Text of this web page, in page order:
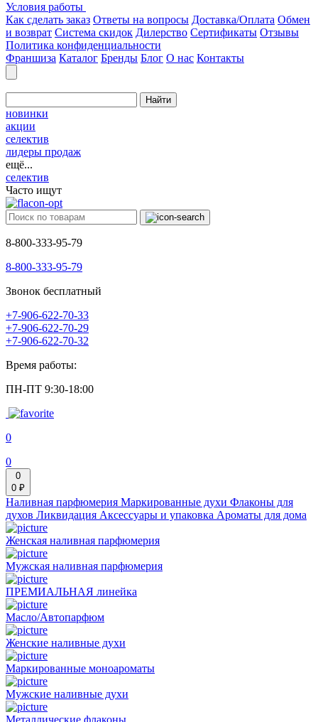
Условия работы
Как сделать заказ Ответы на вопросы Доставка/Оплата Обмен
и возврат Система скидок Дилерство Сертификаты Отзывы
Политика конфиденциальности
Франшиза Каталог Бренды Блог О нас Контакты
Найти
новинки
акции
селектив
лидеры продаж
ещё...
селектив
Часто ищут
8-800-333-95-79
8-800-333-95-79
Звонок бесплатный
+7-906-622-70-33
+7-906-622-70-29
+7-906-622-70-32
Время работы:
ПН-ПТ 9:30-18:00
0
0
0
0 ₽
Наливная парфюмерия Маркированные духи Флаконы для
духов Ликвидация Аксессуары и упаковка Ароматы для дома
Женская наливная парфюмерия
Мужская наливная парфюмерия
ПРЕМИАЛЬНАЯ линейка
Масло/Автопарфюм
Женские наливные духи
Маркированные моноароматы
Мужские наливные духи
Металлические флаконы